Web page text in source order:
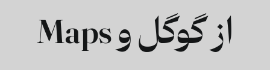
فارسی
از گوگل و Maps